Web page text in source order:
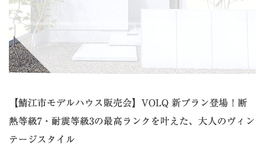
【鯖江市モデルハウス販売会】VOLQ 新プラン登場！断
熱等級7・耐震等級3の最高ランクを叶えた、大人のヴィン
テージスタイル